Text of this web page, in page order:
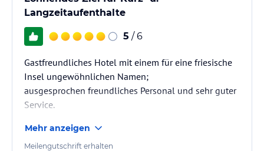
Langzeitaufenthalte
5 / 6
Gastfreundliches Hotel mit einem für eine friesische
Insel ungewöhnlichen Namen;
ausgesprochen freundliches Personal und sehr guter
Service.
Mehr anzeigen
Meilengutschrift erhalten